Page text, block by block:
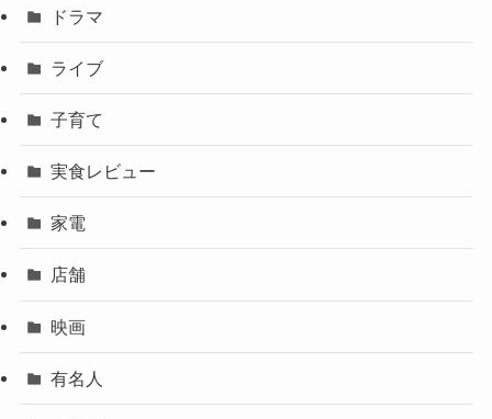
ドラマ
ライブ
子育て
実食レビュー
家電
店舗
映画
有名人